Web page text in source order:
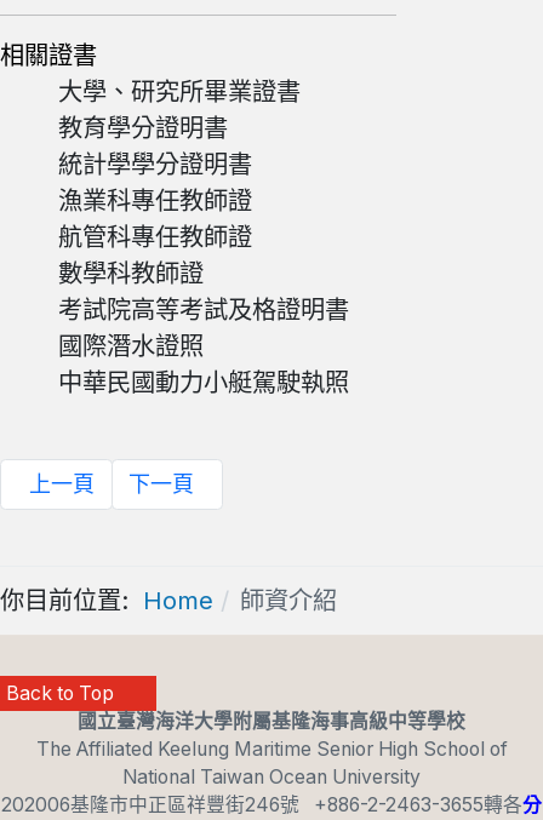
相關證書
大學、研究所畢業證書
教育學分證明書
統計學學分證明書
漁業科專任教師證
航管科專任教師證
數學科教師證
考試院高等考試及格證明書
國際潛水證照
中華民國動力小艇駕駛執照
上一頁 下一頁
你目前位置: Home 師資介紹
Back to Top
國立臺灣海洋大學附屬基隆海事高級中等學校
The Affiliated Keelung Maritime Senior High School of
National Taiwan Ocean University
202006基隆市中正區祥豐街246號 +886-2-2463-3655轉各分